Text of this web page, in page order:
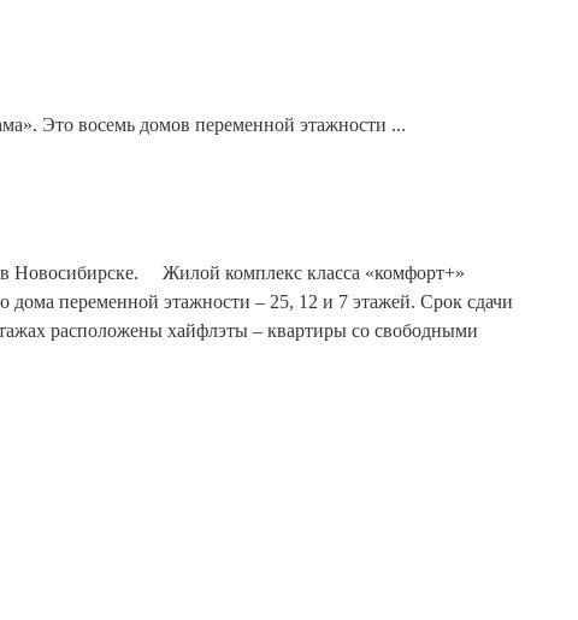
Это восемь домов переменной этажности ...
Новосибирске. ⠀ Жилой комплекс класса «комфорт+»
переменной этажности – 25, 12 и 7 этажей. Срок сдачи
расположены хайфлэты – квартиры со свободными